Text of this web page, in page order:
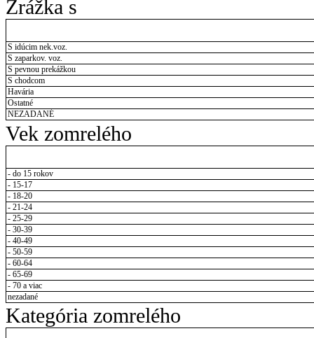
Zrážka s
S idúcim nek.voz.
S zaparkov. voz.
S pevnou prekážkou
S chodcom
Havária
Ostatné
NEZADANÉ
Vek zomrelého
- do 15 rokov
- 15-17
- 18-20
- 21-24
- 25-29
- 30-39
- 40-49
- 50-59
- 60-64
- 65-69
- 70 a viac
nezadané
Kategória zomrelého